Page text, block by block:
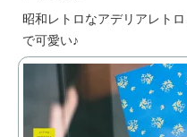
昭和レトロなアデリアレト
で可愛い♪